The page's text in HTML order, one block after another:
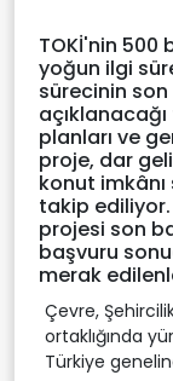
TOKİ'nin 500
yoğun ilgi
sürecinin
planları ve
proje, dar
konut imkânı
takip ediliyor.
projesi son
başvuru
merak
Çevre,
ortaklığında
Türkiye